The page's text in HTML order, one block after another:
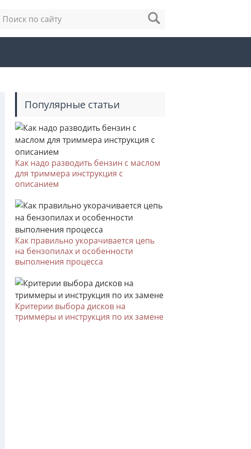
Популярные статьи
Как надо разводить бензин с маслом
для триммера инструкция с
описанием
Как правильно укорачивается цепь
на бензопилах и особенности
выполнения процесса
Критерии выбора дисков на
триммеры и инструкция по их замене